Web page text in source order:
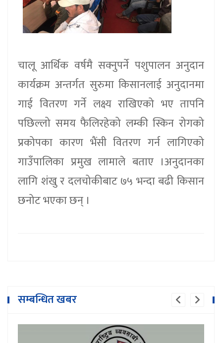
चालू आर्थिक वर्षमै सक्नुपर्ने पशुपालन अनुदान
कार्यक्रम अन्तर्गत सुरुमा किसानलाई अनुदानमा
गाई वितरण गर्ने लक्ष्य राखिएको भए तापनि
पछिल्लो समय फैलिरहेको लम्की स्किन रोगको
प्रकोपका कारण भैंसी वितरण गर्न लागिएको
गाउँपालिका प्रमुख लामाले बताए ।अनुदानका
लागि शंखु र दलचोकीबाट ७५ भन्दा बढी किसान
छनोट भएका छन् ।
सम्बन्धित खबर